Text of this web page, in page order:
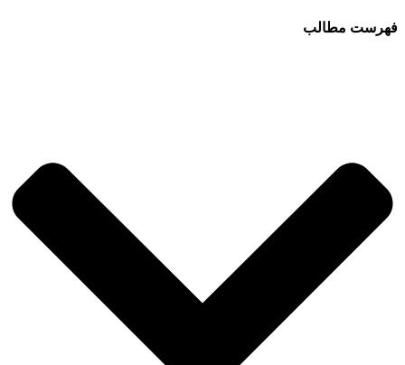
فهرست مطالب